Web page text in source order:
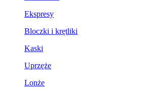
Ekspresy
Bloczki i krętliki
Kaski
Uprzęże
Lonże